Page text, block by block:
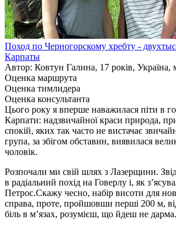
Поход по Черногорскому хребту -
Карпаты
Автор: Ковтун Галина, 17 років, Україна,
Оценка маршрута
Оценка тимлидера
Оценка консультанта
Цього року я вперше наважилася піти в
Карпати: надзвичайної краси природа,
спокій, яких так часто не вистачає
група, за збігом обставин, виявилася
чоловік.
Розпочали ми свій шлях з Лазерщини.
в радіальний похід на Говерлу і, як
Петрос.Скажу чесно, набір висоти для
справа, проте, пройшовши перші 200 м,
біль в м’язах, розумієш, що йдеш не дарма.